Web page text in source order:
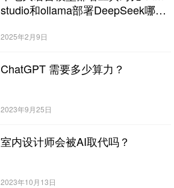
studio和ollama部署DeepSeek哪个
2025年2月9日
ChatGPT 需要多少算力？
2023年9月25日
室内设计师会被AI取代吗？
2023年10月13日